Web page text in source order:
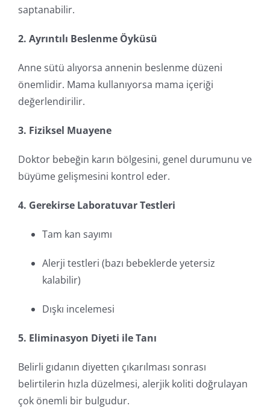
saptanabilir.
2. Ayrıntılı Beslenme Öyküsü
Anne sütü alıyorsa annenin beslenme düzeni
önemlidir. Mama kullanıyorsa mama içeriği
değerlendirilir.
3. Fiziksel Muayene
Doktor bebeğin karın bölgesini, genel durumunu ve
büyüme gelişmesini kontrol eder.
4. Gerekirse Laboratuvar Testleri
Tam kan sayımı
Alerji testleri (bazı bebeklerde yetersiz
kalabilir)
Dışkı incelemesi
5. Eliminasyon Diyeti ile Tanı
Belirli gıdanın diyetten çıkarılması sonrası
belirtilerin hızla düzelmesi, alerjik koliti doğrulayan
çok önemli bir bulgudur.